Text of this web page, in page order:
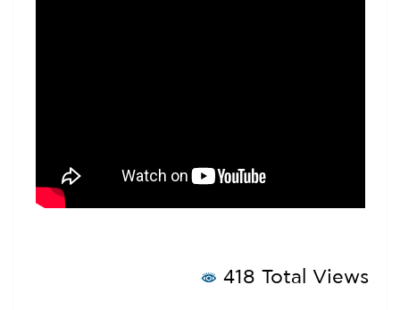
418 Total Views